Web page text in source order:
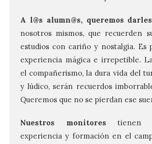
A l@s alumn@s, queremos darles
nosotros mismos, que recuerden
estudios con cariño y nostalgia. Es
experiencia mágica e irrepetible.
el compañerismo, la dura vida del
y lúdico, serán recuerdos
Queremos que no se pierdan ese
Nuestros monitores tienen
experiencia y formación en el